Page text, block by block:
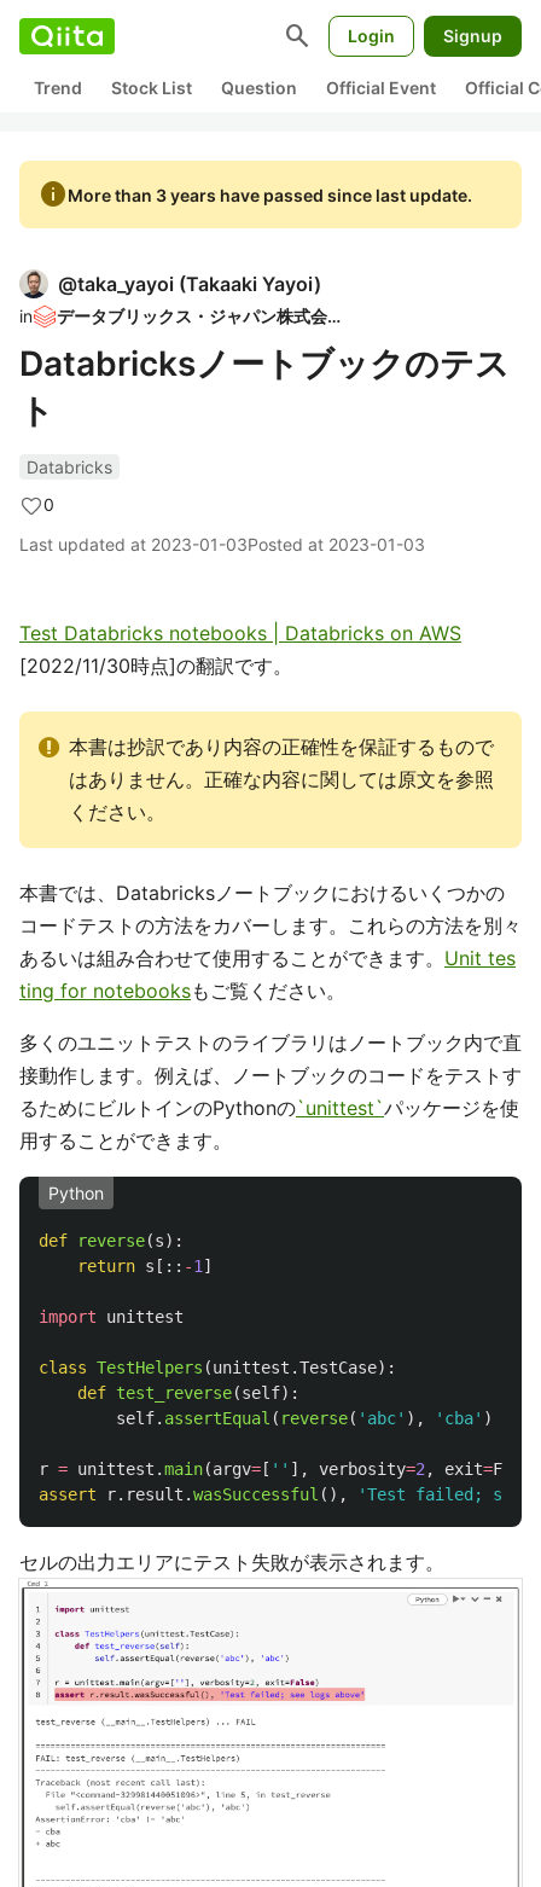
search Login Signup
Trend Stock List Question Official Event Official
infoMore than 3 years have passed since last update.
@taka_yayoi (Takaaki Yayoi)
in データブリックス・ジャパン株式会社
Databricksノートブックのテス
ト
Databricks
0
Last updated at 2023-01-03Posted at 2023-01-03
Test Databricks notebooks | Databricks on AWS
[2022/11/30時点]の翻訳です。
本書は抄訳であり内容の正確性を保証するもので
はありません。正確な内容に関しては原文を参照
ください。
本書では、Databricksノートブックにおけるいくつかの
コードテストの方法をカバーします。これらの方法を別々
あるいは組み合わせて使用することができます。 Unit tes
ting for notebooksもご覧ください。
多くのユニットテストのライブラリはノートブック内で直
接動作します。例えば、ノートブックのコードをテストす
るためにビルトインのPythonの`unittest`パッケージを使
用することができます。
Python
def reverse(s):
return s [:: -1 ]
import unittest
class TestHelpers (unittest .TestCase):
def test_reverse(self):
self. assertEqual ( reverse( ' abc' ), ' cba' )
r = unittest .main(argv= [ '' ], verbosity=2 , exit=False
assert
r. result .wasSuccessful (), 'Test failed; see
セルの出力エリアにテスト失敗が表示されます。